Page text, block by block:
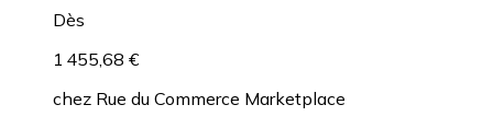
Dès
1 455,68 €
chez Rue du Commerce Marketplace